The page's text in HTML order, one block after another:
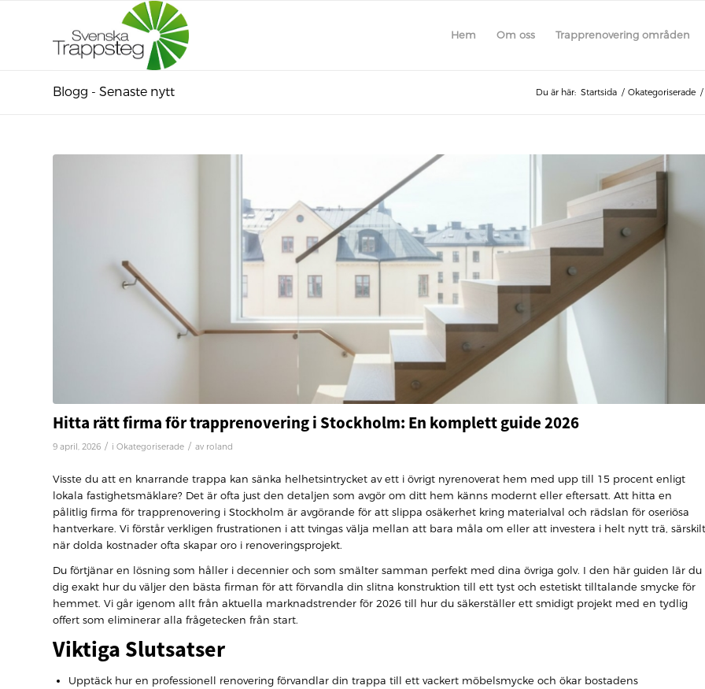
Hem Om oss Trapprenovering områden
Blogg - Senaste nytt Du är här: Startsida / Okategoriserade /
Hitta rätt firma för trapprenovering i Stockholm: En komplett guide 2026
9 april, 2026 / i Okategoriserade / av roland
Visste du att en knarrande trappa kan sänka helhetsintrycket av ett i övrigt nyrenoverat hem med upp till 15 procent enligt
lokala fastighetsmäklare? Det är ofta just den detaljen som avgör om ditt hem känns modernt eller eftersatt. Att hitta en
pålitlig firma för trapprenovering i Stockholm är avgörande för att slippa osäkerhet kring materialval och rädslan för oseriösa
hantverkare. Vi förstår verkligen frustrationen i att tvingas välja mellan att bara måla om eller att investera i helt nytt trä, särskilt
när dolda kostnader ofta skapar oro i renoveringsprojekt.
Du förtjänar en lösning som håller i decennier och som smälter samman perfekt med dina övriga golv. I den här guiden lär du
dig exakt hur du väljer den bästa firman för att förvandla din slitna konstruktion till ett tyst och estetiskt tilltalande smycke för
hemmet. Vi går igenom allt från aktuella marknadstrender för 2026 till hur du säkerställer ett smidigt projekt med en tydlig
offert som eliminerar alla frågetecken från start.
Viktiga Slutsatser
Upptäck hur en professionell renovering förvandlar din trappa till ett vackert möbelsmycke och ökar bostadens